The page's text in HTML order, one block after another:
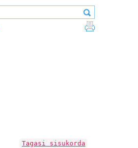
Tagasi sisukorda